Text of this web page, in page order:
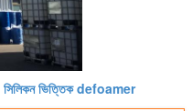
সিলিকন ভিত্তিক defoamer